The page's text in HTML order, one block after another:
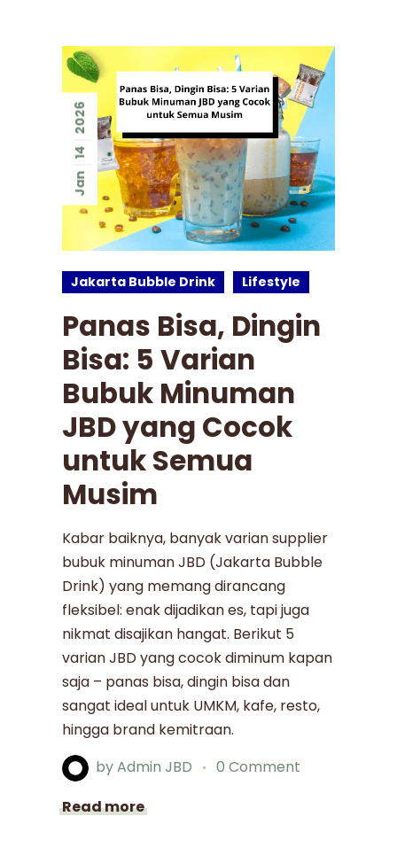
Jan
14
2026
Jakarta Bubble Drink Lifestyle
Panas Bisa, Dingin
Bisa: 5 Varian
Bubuk Minuman
JBD yang Cocok
untuk Semua
Musim
Kabar baiknya, banyak varian supplier
bubuk minuman JBD (Jakarta Bubble
Drink) yang memang dirancang
fleksibel: enak dijadikan es, tapi juga
nikmat disajikan hangat. Berikut 5
varian JBD yang cocok diminum kapan
saja – panas bisa, dingin bisa dan
sangat ideal untuk UMKM, kafe, resto,
hingga brand kemitraan.
byAdmin JBD
0 Comment
Read more